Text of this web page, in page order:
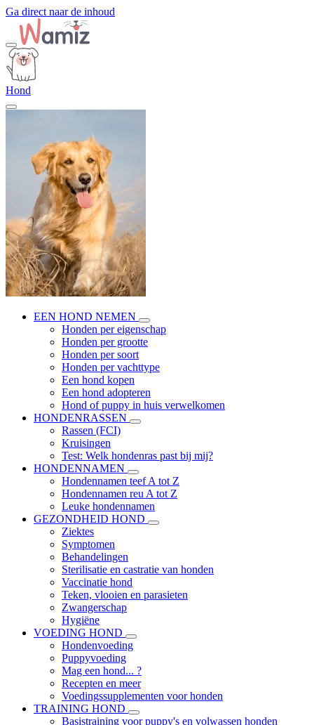
Ga direct naar de inhoud
Hond
EEN HOND NEMEN
Honden per eigenschap
Honden per grootte
Honden per soort
Honden per vachttype
Een hond kopen
Een hond adopteren
Hond of puppy in huis verwelkomen
HONDENRASSEN
Rassen (FCI)
Kruisingen
Test: Welk hondenras past bij mij?
HONDENNAMEN
Hondennamen teef A tot Z
Hondennamen reu A tot Z
Leuke hondennamen
GEZONDHEID HOND
Ziektes
Symptomen
Behandelingen
Sterilisatie en castratie van honden
Vaccinatie hond
Teken, vlooien en parasieten
Zwangerschap
Hygiëne
VOEDING HOND
Hondenvoeding
Puppyvoeding
Mag een hond... ?
Recepten en meer
Voedingssupplementen voor honden
TRAINING HOND
Basistraining voor puppy's en volwassen honden